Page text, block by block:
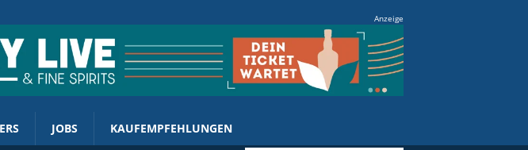
Anzeige
JOBS KAUFEMPFEHLUNGEN